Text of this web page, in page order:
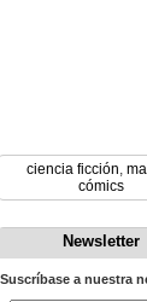
ciencia ficción,
cómics
Newsletter
Suscríbase a nuestra